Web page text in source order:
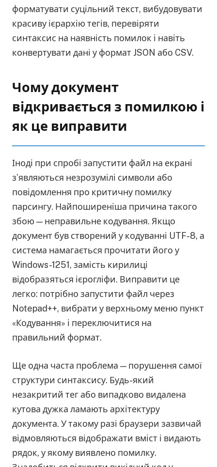
форматувати суцільний текст, вибудовувати
красиву ієрархію тегів, перевіряти
синтаксис на наявність помилок і навіть
конвертувати дані у формат JSON або CSV.
Чому документ
відкривається з помилкою і
як це виправити
Іноді при спробі запустити файл на екрані
з’являються незрозумілі символи або
повідомлення про критичну помилку
парсингу. Найпоширеніша причина такого
збою — неправильне кодування. Якщо
документ був створений у кодуванні UTF-8, а
система намагається прочитати його у
Windows-1251, замість кирилиці
відобразяться ієрогліфи. Виправити це
легко: потрібно запустити файл через
Notepad++, вибрати у верхньому меню пункт
«Кодування» і переключитися на
правильний формат.
Ще одна часта проблема — порушення самої
структури синтаксису. Будь-який
незакритий тег або випадково видалена
кутова дужка ламають архітектуру
документа. У такому разі браузери зазвичай
відмовляються відображати вміст і видають
рядок, у якому виявлено помилку.